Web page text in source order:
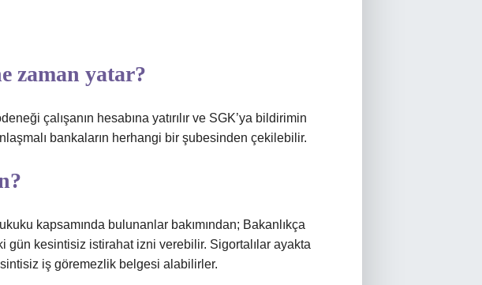
zaman yatar?
çalışanın hesabına yatırılır ve SGK’ya bildirimin
bankaların herhangi bir şubesinden çekilebilir.
kapsamında bulunanlar bakımından; Bakanlıkça
kesintisiz istirahat izni verebilir. Sigortalılar ayakta
iş göremezlik belgesi alabilirler.